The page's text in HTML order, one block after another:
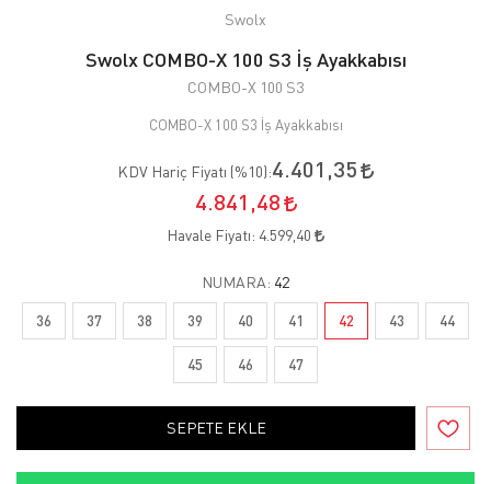
Swolx
Swolx COMBO-X 100 S3 İş Ayakkabısı
COMBO-X 100 S3
COMBO-X 100 S3 İş Ayakkabısı
KDV Hariç Fiyatı (%10):4.401,35
4.841,48
Havale Fiyatı: 4.599,40
NUMARA: 42
36 37 38 39 40 41 42 43 44
45 46 47
SEPETE EKLE